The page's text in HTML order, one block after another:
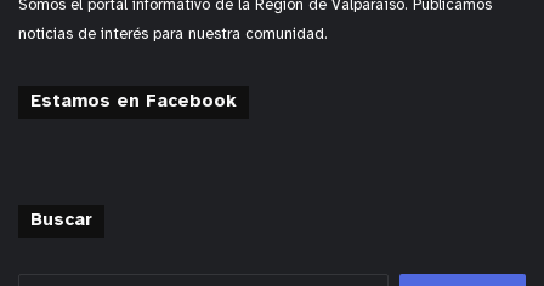
Somos el portal informativo de la Región de Valparaíso. Publicamos
noticias de interés para nuestra comunidad.
Estamos en Facebook
Buscar